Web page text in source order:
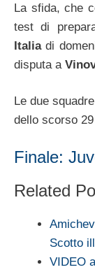
La sfida, che
test di
Italiadi
disputa a
Le due
dello scorso
Finale:
Related
Scotto
VIDEO